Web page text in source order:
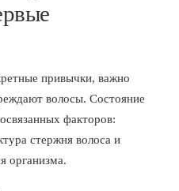
привычки, важно
волосы. Состояние
факторов:
стержня волоса и
организма.